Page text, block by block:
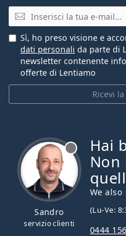
E-mail
Ricevi
Sì, ho preso visione e
dati personali da parte di
newsletter contenente
offerte di Lentiamo
Sandro
servizio clienti
Hai
Non
We also
(Lu-Ve:
0444